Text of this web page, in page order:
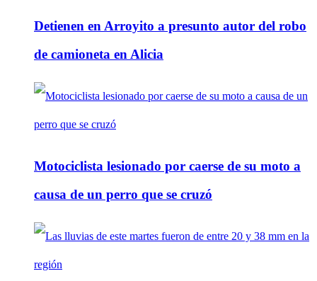
Detienen en Arroyito a presunto autor del robo
de camioneta en Alicia
Motociclista lesionado por caerse de su moto a
causa de un perro que se cruzó